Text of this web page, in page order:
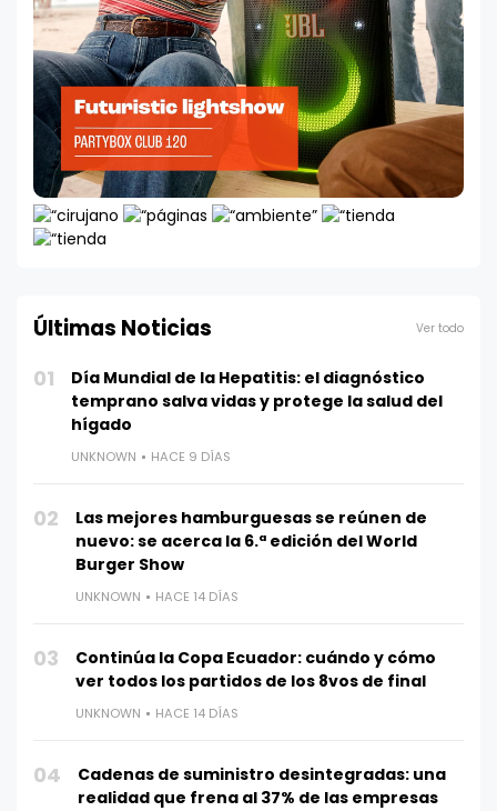
Últimas Noticias Ver todo
01
Día Mundial de la Hepatitis: el diagnóstico
temprano salva vidas y protege la salud del
hígado
UNKNOWN HACE 9 DÍAS
02
Las mejores hamburguesas se reúnen de
nuevo: se acerca la 6.ª edición del World
Burger Show
UNKNOWN HACE 14 DÍAS
03
Continúa la Copa Ecuador: cuándo y cómo
ver todos los partidos de los 8vos de final
UNKNOWN HACE 14 DÍAS
04
Cadenas de suministro desintegradas: una
realidad que frena al 37% de las empresas